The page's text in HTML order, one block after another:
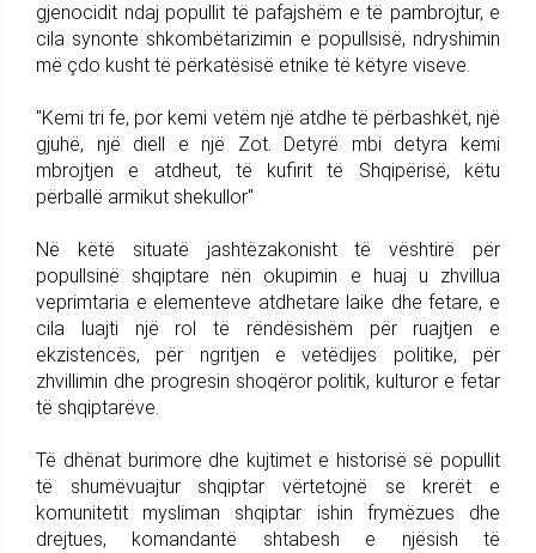
gjenocidit ndaj popullit të pafajshëm e të pambrojtur, e
cila synonte shkombëtarizimin e popullsisë, ndryshimin
më çdo kusht të përkatësisë etnike të këtyre viseve.
"Kemi tri fe, por kemi vetëm një atdhe të përbashkët, një
gjuhë, një diell e një Zot. Detyrë mbi detyra kemi
mbrojtjen e atdheut, të kufirit të Shqipërisë, këtu
përballë armikut shekullor"
Në këtë situatë jashtëzakonisht të vështirë për
popullsinë shqiptare nën okupimin e huaj u zhvillua
veprimtaria e elementeve atdhetare laike dhe fetare, e
cila luajti një rol të rëndësishëm për ruajtjen e
ekzistencës, për ngritjen e vetëdijes politike, për
zhvillimin dhe progresin shoqëror politik, kulturor e fetar
të shqiptarëve.
Të dhënat burimore dhe kujtimet e historisë së popullit
të shumëvuajtur shqiptar vërtetojnë se krerët e
komunitetit mysliman shqiptar ishin frymëzues dhe
drejtues, komandantë shtabesh e njësish të